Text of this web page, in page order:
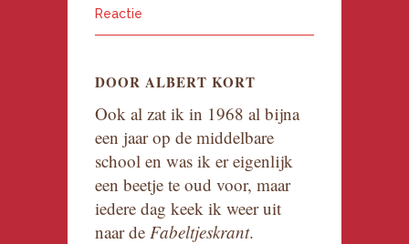
Reactie
DOOR ALBERT KORT
Ook al zat ik in 1968 al bijna
een jaar op de middelbare
school en was ik er eigenlijk
een beetje te oud voor, maar
iedere dag keek ik weer uit
naar de Fabeltjeskrant.